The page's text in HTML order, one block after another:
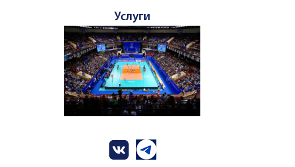
Услуги